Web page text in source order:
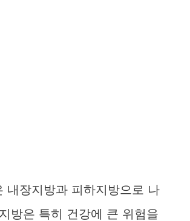
내장지방과 피하지방으로 나
방은 특히 건강에 큰 위험을